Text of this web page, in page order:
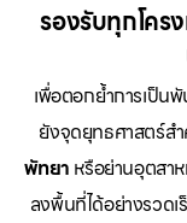
รองรับทุกโคร
เพื่อตอกย้ำการเป็น
ยังจุดยุทธศาสตร์ส
พัทยา หรือย่านอุตสา
ลงพื้นที่ได้อย่างรวด